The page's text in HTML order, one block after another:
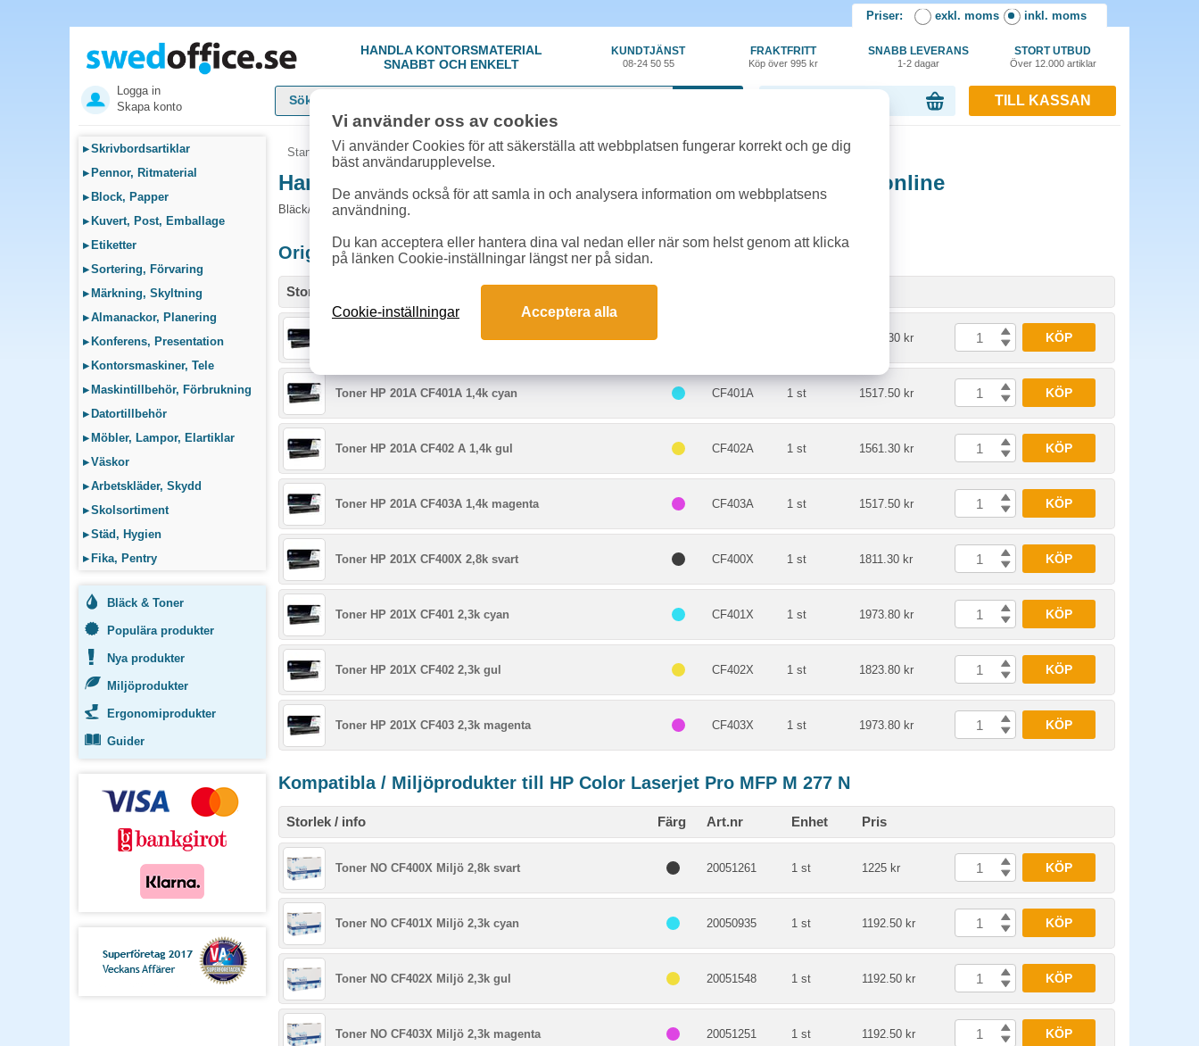
Priser: exkl. moms inkl. moms
HANDLA KONTORSMATERIAL
SNABBT OCH ENKELT
KUNDTJÄNST
08-24 50 55
FRAKTFRITT
Köp över 995 kr
SNABB LEVERANS
1-2 dagar
STORT UTBUD
Över 12.000 artiklar
Logga in
Skapa konto
TILL KASSAN
▸Skrivbordsartiklar
▸ Pennor, Ritmaterial
▸ Block, Papper
▸ Kuvert, Post, Emballage
▸ Etiketter
▸Sortering, Förvaring
▸ Märkning, Skyltning
▸Almanackor, Planering
▸ Konferens, Presentation
▸ Kontorsmaskiner, Tele
▸ Maskintillbehör, Förbrukning
▸ Datortillbehör
▸ Möbler, Lampor, Elartiklar
▸Väskor
▸Arbetskläder, Skydd
▸Skolsortiment
▸Städ, Hygien
▸ Fika, Pentry
Bläck & Toner
Populära produkter
Nya produkter
Miljöprodukter
Ergonomiprodukter
Guider
Startsida » Sök bläck & toner»HP Color Laserjet Pro MFP M 277 N
Handla Bläck/Toner till HP Color Laserjet Pro MFP M 277 N online
Bläck/Toner och tillbehör som passar till HP Color Laserjet Pro MFP M 277 N
Originalprodukter till HP Color Laserjet Pro MFP M 277 N
Storlek / info
Toner HP 201A CF400A 1,5k svart 1336.30 kr KÖP
Toner HP 201A CF401A 1,4k cyan CF401A 1 st 1517.50 kr KÖP
Toner HP 201A CF402 A 1,4k gul CF402A 1 st 1561.30 kr KÖP
Toner HP 201A CF403A 1,4k magenta CF403A 1 st 1517.50 kr KÖP
Toner HP 201X CF400X 2,8k svart CF400X 1 st 1811.30 kr KÖP
Toner HP 201X CF401 2,3k cyan CF401X 1 st 1973.80 kr KÖP
Toner HP 201X CF402 2,3k gul CF402X 1 st 1823.80 kr KÖP
Toner HP 201X CF403 2,3k magenta CF403X 1 st 1973.80 kr KÖP
Kompatibla / Miljöprodukter till HP Color Laserjet Pro MFP M 277 N
Storlek / info Färg Art.nr Enhet Pris
Toner NO CF400X Miljö 2,8k svart 20051261 1 st 1225 kr KÖP
Toner NO CF401X Miljö 2,3k cyan 20050935 1 st 1192.50 kr KÖP
Toner NO CF402X Miljö 2,3k gul 20051548 1 st 1192.50 kr KÖP
Toner NO CF403X Miljö 2,3k magenta 20051251 1 st 1192.50 kr KÖP
Vi använder oss av cookies
Vi använder Cookies för att säkerställa att webbplatsen fungerar korrekt och ge dig
bäst användarupplevelse.
De används också för att samla in och analysera information om webbplatsens
användning.
Du kan acceptera eller hantera dina val nedan eller när som helst genom att klicka
på länken Cookie-inställningar längst ner på sidan.
Cookie-inställningar Acceptera alla